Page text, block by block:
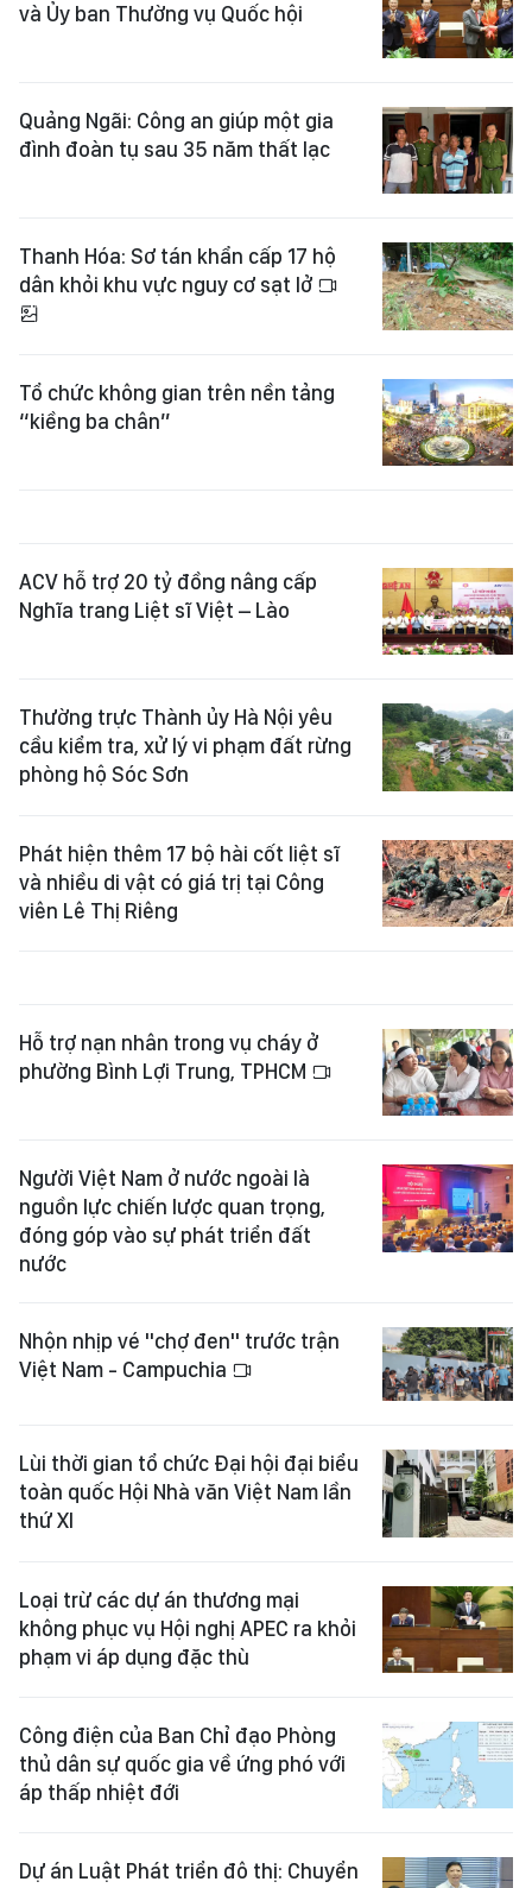
và Ủy ban Thường vụ Quốc hội
Quảng Ngãi: Công an giúp một gia
đình đoàn tụ sau 35 năm thất lạc
Thanh Hóa: Sơ tán khẩn cấp 17 hộ
dân khỏi khu vực nguy cơ sạt lở
Tổ chức không gian trên nền tảng
“kiềng ba chân”
ACV hỗ trợ 20 tỷ đồng nâng cấp
Nghĩa trang Liệt sĩ Việt – Lào
Thường trực Thành ủy Hà Nội yêu
cầu kiểm tra, xử lý vi phạm đất rừng
phòng hộ Sóc Sơn
Phát hiện thêm 17 bộ hài cốt liệt sĩ
và nhiều di vật có giá trị tại Công
viên Lê Thị Riêng
Hỗ trợ nạn nhân trong vụ cháy ở
phường Bình Lợi Trung, TPHCM
Người Việt Nam ở nước ngoài là
nguồn lực chiến lược quan trọng,
đóng góp vào sự phát triển đất
nước
Nhộn nhịp vé "chợ đen" trước trận
Việt Nam - Campuchia
Lùi thời gian tổ chức Đại hội đại biểu
toàn quốc Hội Nhà văn Việt Nam lần
thứ XI
Loại trừ các dự án thương mại
không phục vụ Hội nghị APEC ra khỏi
phạm vi áp dụng đặc thù
Công điện của Ban Chỉ đạo Phòng
thủ dân sự quốc gia về ứng phó với
áp thấp nhiệt đới
Dự án Luật Phát triển đô thị: Chuyển